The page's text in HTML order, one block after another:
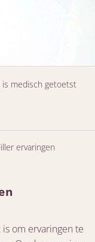
is medisch getoetst
ervaringen
om ervaringen te